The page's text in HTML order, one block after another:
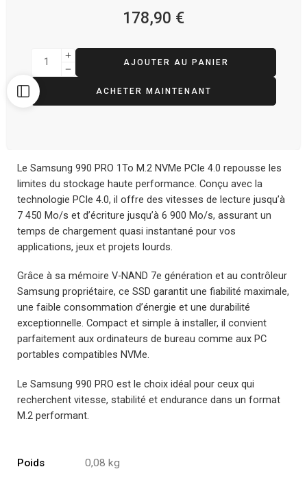
178,90 €
AJOUTER AU PANIER
ACHETER MAINTENANT
Le Samsung 990 PRO 1To M.2 NVMe PCIe 4.0 repousse les
limites du stockage haute performance. Conçu avec la
technologie PCIe 4.0, il offre des vitesses de lecture jusqu’à
7 450 Mo/s et d’écriture jusqu’à 6 900 Mo/s, assurant un
temps de chargement quasi instantané pour vos
applications, jeux et projets lourds.
Grâce à sa mémoire V-NAND 7e génération et au contrôleur
Samsung propriétaire, ce SSD garantit une fiabilité maximale,
une faible consommation d’énergie et une durabilité
exceptionnelle. Compact et simple à installer, il convient
parfaitement aux ordinateurs de bureau comme aux PC
portables compatibles NVMe.
Le Samsung 990 PRO est le choix idéal pour ceux qui
recherchent vitesse, stabilité et endurance dans un format
M.2 performant.
Poids
0,08 kg